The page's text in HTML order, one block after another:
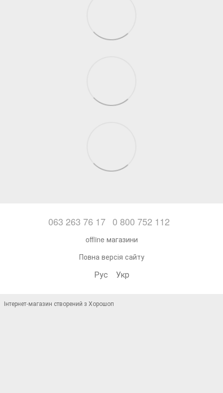
063 263 76 17 0 800 752 112
offline магазини
Повна версія сайту
Рус Укр
Інтернет-магазин створений з Хорошоп